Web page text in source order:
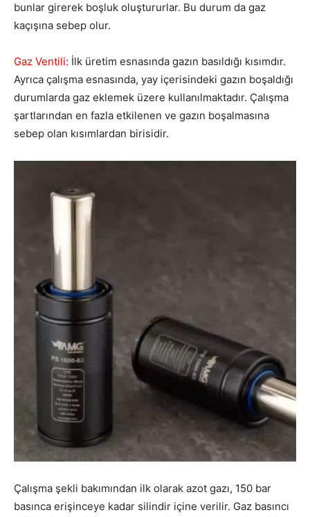
bunlar girerek boşluk oluştururlar. Bu durum da gaz
kaçışına sebep olur.
Gaz Ventili: İlk üretim esnasında gazın basıldığı kısımdır.
Ayrıca çalışma esnasında, yay içerisindeki gazın boşaldığı
durumlarda gaz eklemek üzere kullanılmaktadır. Çalışma
şartlarından en fazla etkilenen ve gazın boşalmasına
sebep olan kısımlardan birisidir.
Çalışma şekli bakımından ilk olarak azot gazı, 150 bar
basınca erişinceye kadar silindir içine verilir. Gaz basıncı